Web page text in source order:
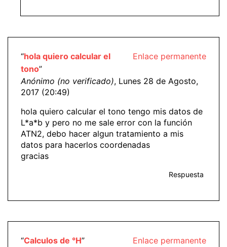
Enlace permanente
“hola quiero calcular el
tono”
Anónimo (no verificado), Lunes 28 de Agosto,
2017 (20:49)
hola quiero calcular el tono tengo mis datos de
L*a*b y pero no me sale error con la función
ATN2, debo hacer algun tratamiento a mis
datos para hacerlos coordenadas
gracias
Respuesta
Enlace permanente
“Calculos de °H”